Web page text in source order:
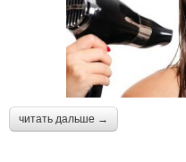
читать дальше →